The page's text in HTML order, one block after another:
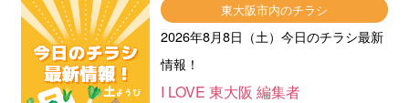
東大阪市内のチラシ
2026年8月8日（土）今日のチラシ最新
情報！
I LOVE 東大阪 編集者